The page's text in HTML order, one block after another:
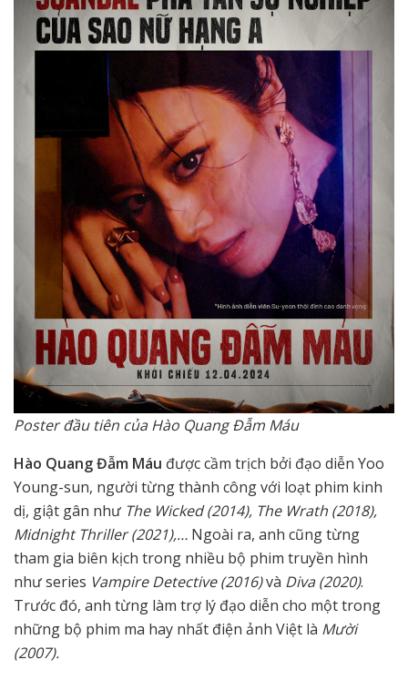
Poster đầu tiên của Hào Quang Đẫm Máu
Hào Quang Đẫm Máu được cầm trịch bởi đạo diễn Yoo
Young-sun, người từng thành công với loạt phim kinh
dị, giật gân như The Wicked (2014), The Wrath (2018),
Midnight Thriller (2021),… Ngoài ra, anh cũng từng
tham gia biên kịch trong nhiều bộ phim truyền hình
như series Vampire Detective (2016)và Diva (2020).
Trước đó, anh từng làm trợ lý đạo diễn cho một trong
những bộ phim ma hay nhất điện ảnh Việt là Mười
(2007).